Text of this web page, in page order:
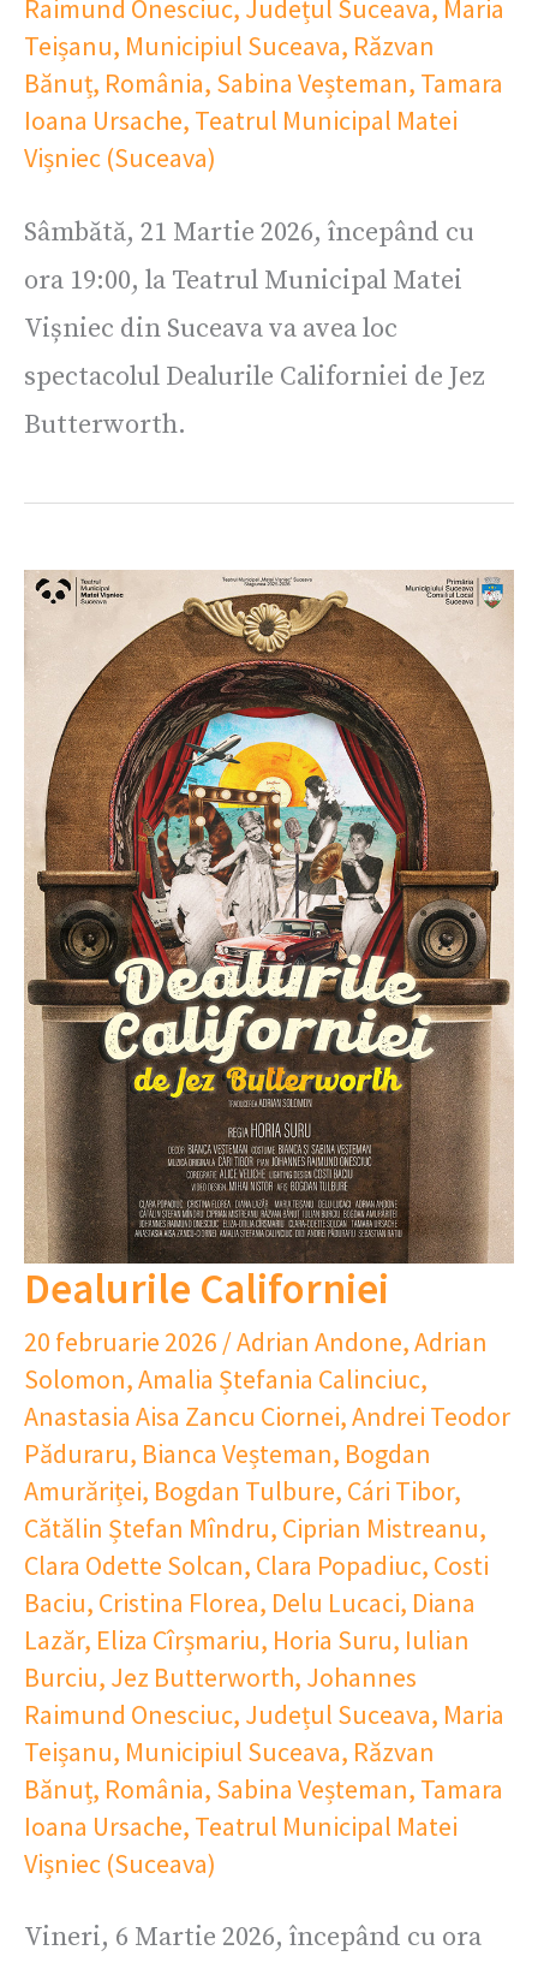
Raimund Onesciuc, Județul Suceava, Maria
Teișanu, Municipiul Suceava, Răzvan
Bănuț, România, Sabina Veșteman, Tamara
Ioana Ursache, Teatrul Municipal Matei
Vișniec (Suceava)
Sâmbătă, 21 Martie 2026, începând cu
ora 19:00, la Teatrul Municipal Matei
Vișniec din Suceava va avea loc
spectacolul Dealurile Californiei de Jez
Butterworth.
Dealurile Californiei
20 februarie 2026 /Adrian Andone,Adrian
Solomon,Amalia Ștefania Calinciuc,
Anastasia Aisa Zancu Ciornei,Andrei Teodor
Păduraru, Bianca Veșteman, Bogdan
Amurăriței, Bogdan Tulbure, Cári Tibor,
Cătălin Ștefan Mîndru, Ciprian Mistreanu,
Clara Odette Solcan, Clara Popadiuc, Costi
Baciu, Cristina Florea, Delu Lucaci, Diana
Lazăr, Eliza Cîrșmariu, Horia Suru, Iulian
Burciu, Jez Butterworth, Johannes
Raimund Onesciuc, Județul Suceava, Maria
Teișanu, Municipiul Suceava, Răzvan
Bănuț, România, Sabina Veșteman, Tamara
Ioana Ursache, Teatrul Municipal Matei
Vișniec (Suceava)
Vineri, 6 Martie 2026, începând cu ora